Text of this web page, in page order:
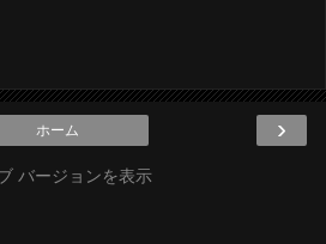
›
ホーム
バージョンを表示